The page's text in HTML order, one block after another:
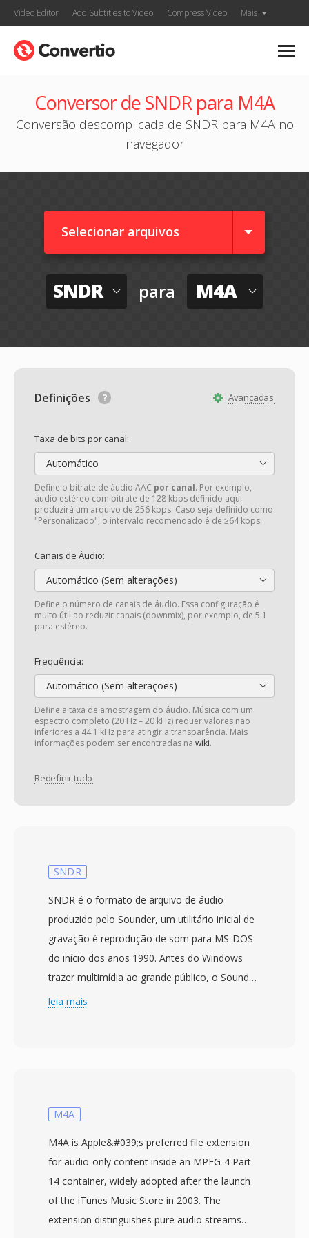
Video Editor Add Subtitles to Video Compress Video Mais
Conversor de SNDR para M4A
Conversão descomplicada de SNDR para M4A no
navegador
Selecionar arquivos
SNDR para M4A
Avançadas
Definições
Taxa de bits por canal:
Automático
Define o bitrate de áudio AAC por canal. Por exemplo,
áudio estéreo com bitrate de 128 kbps definido aqui
produzirá um arquivo de 256 kbps. Caso seja definido como
"Personalizado", o intervalo recomendado é de ≥64 kbps.
Canais de Áudio:
Automático (Sem alterações)
Define o número de canais de áudio. Essa configuração é
muito útil ao reduzir canais (downmix), por exemplo, de 5.1
para estéreo.
Frequência:
Automático (Sem alterações)
Define a taxa de amostragem do áudio. Música com um
espectro completo (20 Hz – 20 kHz) requer valores não
inferiores a 44.1 kHz para atingir a transparência. Mais
informações podem ser encontradas na wiki.
Redefinir tudo
SNDR
SNDR é o formato de arquivo de áudio
produzido pelo Sounder, um utilitário inicial de
gravação é reprodução de som para MS-DOS
do início dos anos 1990. Antes do Windows
trazer multimídia ao grande público, o Sounder
era um dos poucos programas DOS que
bits não assinado sem qualquer cabecalho de
para determinar os parâmetros de reprodução.
Às taxas de amostragem eram tipicamente
baixas (4000 a 11025 Hz), refletindo limitações
quando um disco rígido de 20 MB era
leia mais
M4A
M4A is Apple&#039;s preferred file extension
for audio-only content inside an MPEG-4 Part
14 container, widely adopted after the launch
of the iTunes Music Store in 2003. The
extension distinguishes pure audio streams